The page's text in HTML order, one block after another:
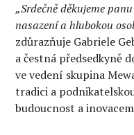
„Srdečně děkujeme
nasazení a hlubokou
zdůrazňuje Gabriele
a čestná předsedkyně
ve vedení skupina
tradici a
budoucnost a